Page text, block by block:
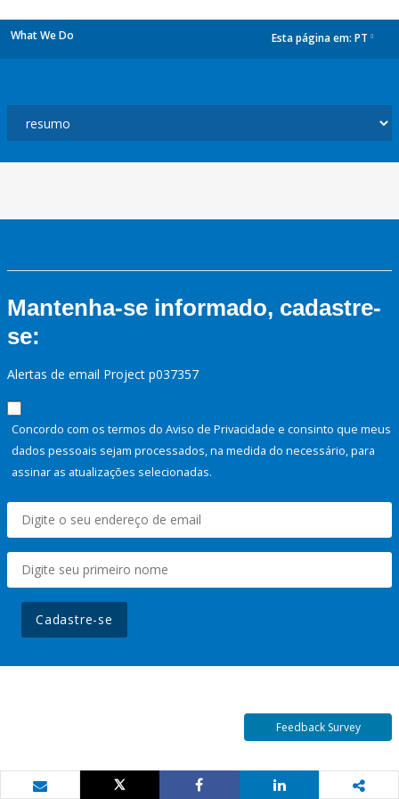
What We Do Esta página em: PT
Mantenha-se informado, cadastre-
se:
Alertas de email Project p037357
Concordo com os termos do Aviso de Privacidade e consinto que meus
dados pessoais sejam processados, na medida do necessário, para
assinar as atualizações selecionadas.
Cadastre-se
Feedback Survey